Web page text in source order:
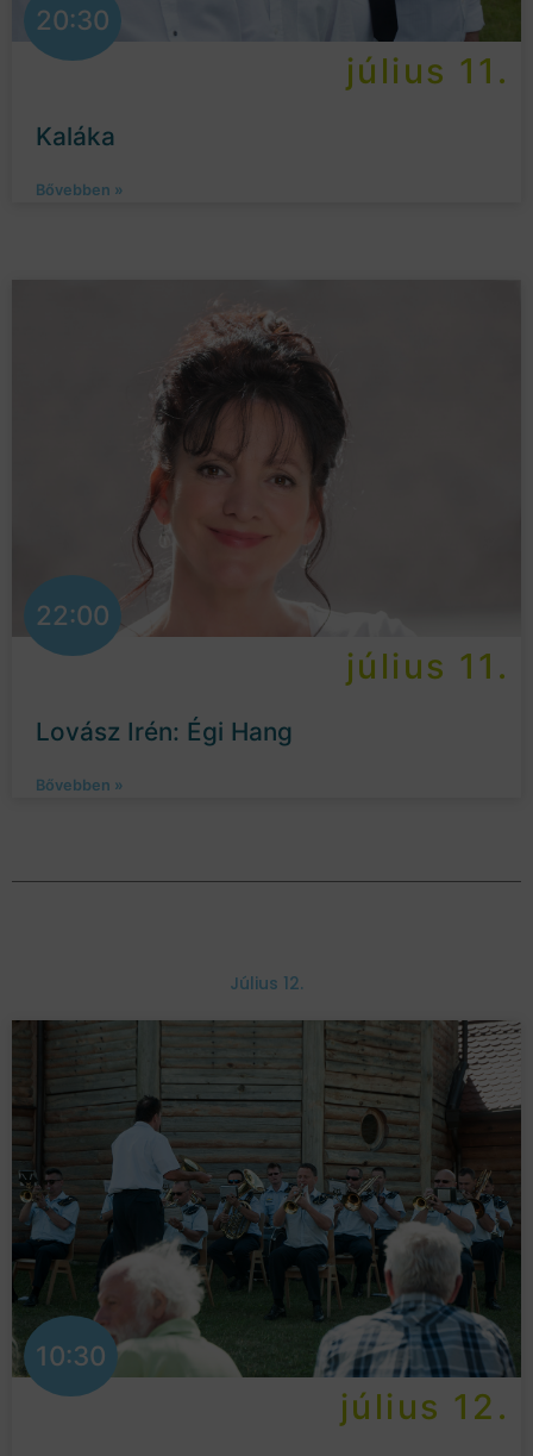
20:30
július 11.
Kaláka
Bővebben »
22:00
július 11.
Lovász Irén: Égi Hang
Bővebben »
Július 12.
10:30
július 12.